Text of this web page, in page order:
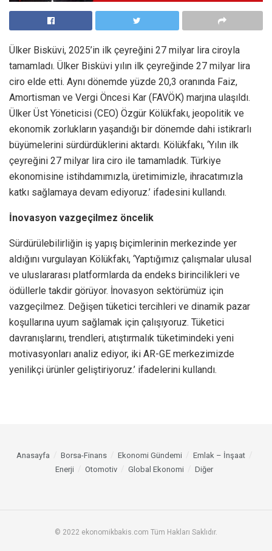
Ülker Bisküvi, 2025’in ilk çeyreğini 27 milyar lira ciroyla
tamamladı. Ülker Bisküvi yılın ilk çeyreğinde 27 milyar lira
ciro elde etti. Aynı dönemde yüzde 20,3 oranında Faiz,
Amortisman ve Vergi Öncesi Kar (FAVÖK) marjına ulaşıldı.
Ülker Üst Yöneticisi (CEO) Özgür Kölükfakı, jeopolitik ve
ekonomik zorlukların yaşandığı bir dönemde dahi istikrarlı
büyümelerini sürdürdüklerini aktardı. Kölükfakı, ‘Yılın ilk
çeyreğini 27 milyar lira ciro ile tamamladık. Türkiye
ekonomisine istihdamımızla, üretimimizle, ihracatımızla
katkı sağlamaya devam ediyoruz.’ ifadesini kullandı.
İnovasyon vazgeçilmez öncelik
Sürdürülebilirliğin iş yapış biçimlerinin merkezinde yer
aldığını vurgulayan Kölükfakı, ‘Yaptığımız çalışmalar ulusal
ve uluslararası platformlarda da endeks birincilikleri ve
ödüllerle takdir görüyor. İnovasyon sektörümüz için
vazgeçilmez. Değişen tüketici tercihleri ve dinamik pazar
koşullarına uyum sağlamak için çalışıyoruz. Tüketici
davranışlarını, trendleri, atıştırmalık tüketimindeki yeni
motivasyonları analiz ediyor, iki AR-GE merkezimizde
yenilikçi ürünler geliştiriyoruz.’ ifadelerini kullandı.
Anasayfa Borsa-Finans Ekonomi Gündemi
Emlak – İnşaat
Enerji
Otomotiv Global Ekonomi Diğer
© 2022 ekonomikbakis.com Tüm Hakları Saklıdır.